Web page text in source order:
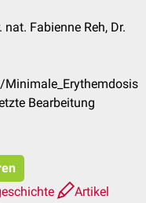
Fabienne Reh, Dr.
Bearbeitung
Artikel